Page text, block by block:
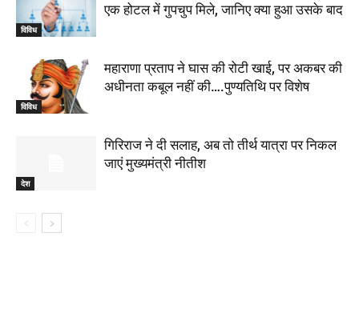
विविध
एक होटल में गुपचुप मिले, जानिए क्या हुआ उसके बाद
विविध
महाराणा प्रताप ने घास की रोटी खाई, पर अकबर की
अधीनता कबूल नहीं की….पुण्यतिथि पर विशेष
देश
गिरिराज ने दी सलाह, अब तो तीर्थ यात्रा पर निकल
जाएं मुख्यमंत्री नीतीश